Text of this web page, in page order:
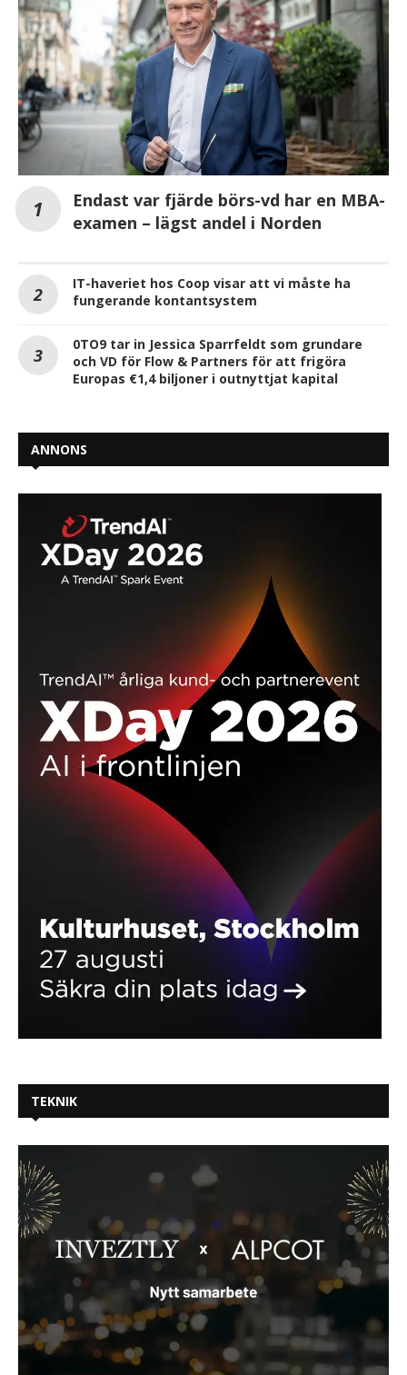
Endast var fjärde börs-vd har en MBA-
examen – lägst andel i Norden
IT-haveriet hos Coop visar att vi måste ha
fungerande kontantsystem
0TO9 tar in Jessica Sparrfeldt som grundare
och VD för Flow & Partners för att frigöra
Europas €1,4 biljoner i outnyttjat kapital
ANNONS
TEKNIK